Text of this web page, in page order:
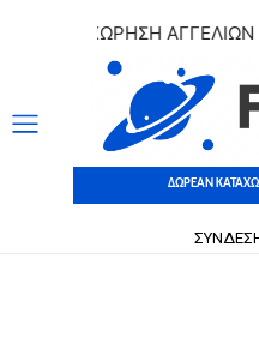
ΚΑΤΑΧΩΡΗΣΗ ΑΓΓΕΛΙΩΝ
ΔΩΡΕΑΝ